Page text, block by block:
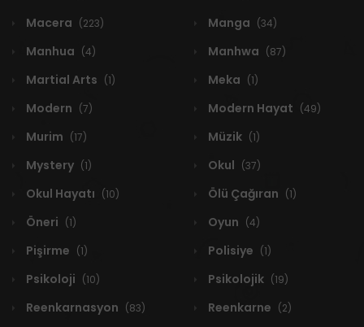
Macera (223) Manga (34)
Manhua (4) Manhwa (87)
Martial Arts (1) Meka (1)
Modern (7) Modern Hayat (49)
Murim (17) Müzik (1)
Mystery (1) Okul (37)
Okul Hayatı (10) Ölü Çağıran (1)
Öneri (1) Oyun (4)
Pişirme (1) Polisiye (1)
Psikoloji (10) Psikolojik (19)
Reenkarnasyon (83) Reenkarne (2)